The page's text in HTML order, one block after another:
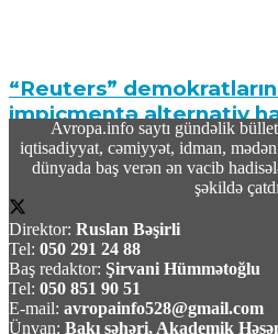
“Reuters”
impiçmentə alternativ
09 Avqust 2026 / 10:19
TASS: Ukrayna Silahlı
Avropa.info saytı gündəlik
iqtisadiyyat, cəmiyyət, idman,
dünyada baş verən ən vacib
şəkildə
Direktor: Ruslan Bəşirli
Tel: 050 291 24 88
Baş redaktor: Şirvani Hümmətoğlu
Tel: 050 851 90 51
E-mail: avropainfo528@gmail.com
Ünvan: Bakı şəhəri, Akademik